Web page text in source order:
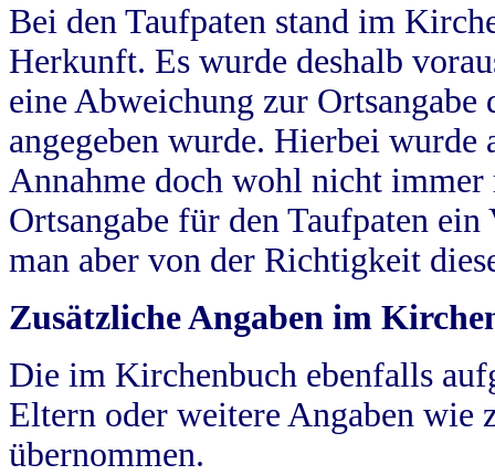
Bei den Taufpaten stand im
Herkunft. Es wurde deshalb
eine Abweichung zur
angegeben wurde. Hierbei wurde
Annahme doch wohl nicht
Ortsangabe für den Taufpaten
man aber von der Richtigkeit
Zusätzliche Angaben im
Die im Kirchenbuch ebenfalls
Eltern oder weitere Angaben wie
übernommen.